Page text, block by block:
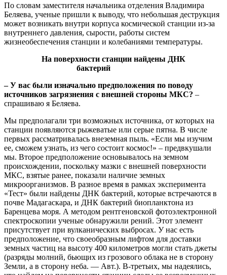
По словам заместителя начальника отделения Владимира
Беляева, ученые пришли к выводу, что небольшая деструкция
может возникать внутри корпуса космической станции из-за
внутреннего давления, сырости, работы систем
жизнеобеспечения станции и колебаниями температуры.
На поверхности станции найдены ДНК
бактерий
– У вас были изначально предположения по поводу
источников загрязнения с внешней стороны МКС? –
спрашиваю я Беляева.
Мы предполагали три возможных источника, от которых на
станции появляются рыжеватые или серые пятна. В числе
первых рассматривалась внеземная пыль. «Если мы изучим
ее, сможем узнать, из чего состоит космос!» – предвкушали
мы. Второе предположение основывалось на земном
происхождении, поскольку мазки с внешней поверхности
МКС, взятые ранее, показали наличие земных
микроорганизмов. В разное время в рамках эксперимента
«Тест» были найдены ДНК бактерий, которые встречаются в
почве Мадагаскара, и ДНК бактерий биопланктона из
Баренцева моря. А методом рентгеновской фотоэлектронной
спектроскопии ученые обнаружили рений. Этот элемент
присутствует при вулканических выбросах. У нас есть
предположение, что своеобразным лифтом для доставки
земных частиц на высоту 400 километров могли стать джеты
(разряды молний, бьющих из грозового облака не в сторону
Земли, а в сторону неба. — Авт.). В-третьих, мы надеялись,